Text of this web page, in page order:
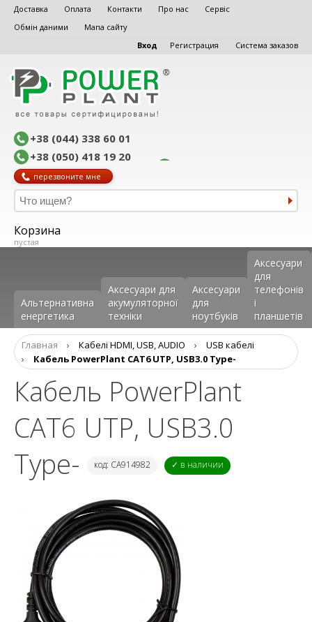
Доставка Оплата Контакти Про нас
Сервіс
Обмін даними
Мапа сайту
Вход
Регистрация Система заказов
+38 (044) 338 60 01
+38 (050) 418 19 20
перезвоните мне
Корзина
пустая
Альтернативна
енергетика
Аксесуари для
акумуляторної
техніки
Аксесуари
для
ноутбуків
Аксеcуари
для
телефонів
і
планшетів
Главная › Кабелі HDMI, USB, AUDIO ›
USB кабелі
›
Кабель PowerPlant CAT6 UTP, USB3.0 Type-
Кабель PowerPlant
CAT6 UTP, USB3.0
Type-
код: CA914982 ✓ в наличии